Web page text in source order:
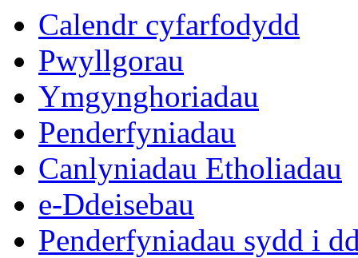
Calendr cyfarfodydd
Pwyllgorau
Ymgynghoriadau
Penderfyniadau
Canlyniadau Etholiadau
e-Ddeisebau
Penderfyniadau sydd i